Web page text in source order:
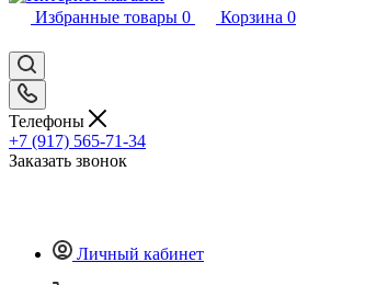
Избранные товары 0 Корзина 0
Телефоны
+7 (917) 565-71-34
Заказать звонок
Личный кабинет